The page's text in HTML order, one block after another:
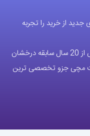
از خرید را تجربه
فروشگاه اقای خاص با بیش از 20 سال سابقه درخشان
مچی جزو تخصصی ترین